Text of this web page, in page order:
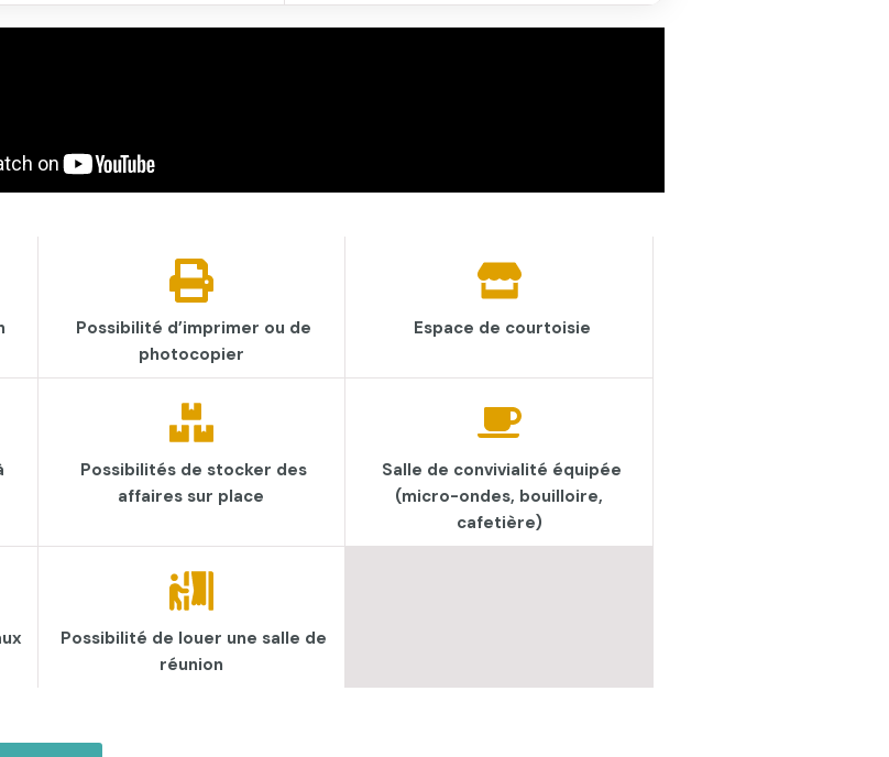
Possibilité d’imprimer ou de
photocopier
Espace de courtoisie​
Possibilités de stocker des
affaires sur place
Salle de convivialité équipée
(micro-ondes, bouilloire,
cafetière)​
Possibilité de louer une salle de
réunion